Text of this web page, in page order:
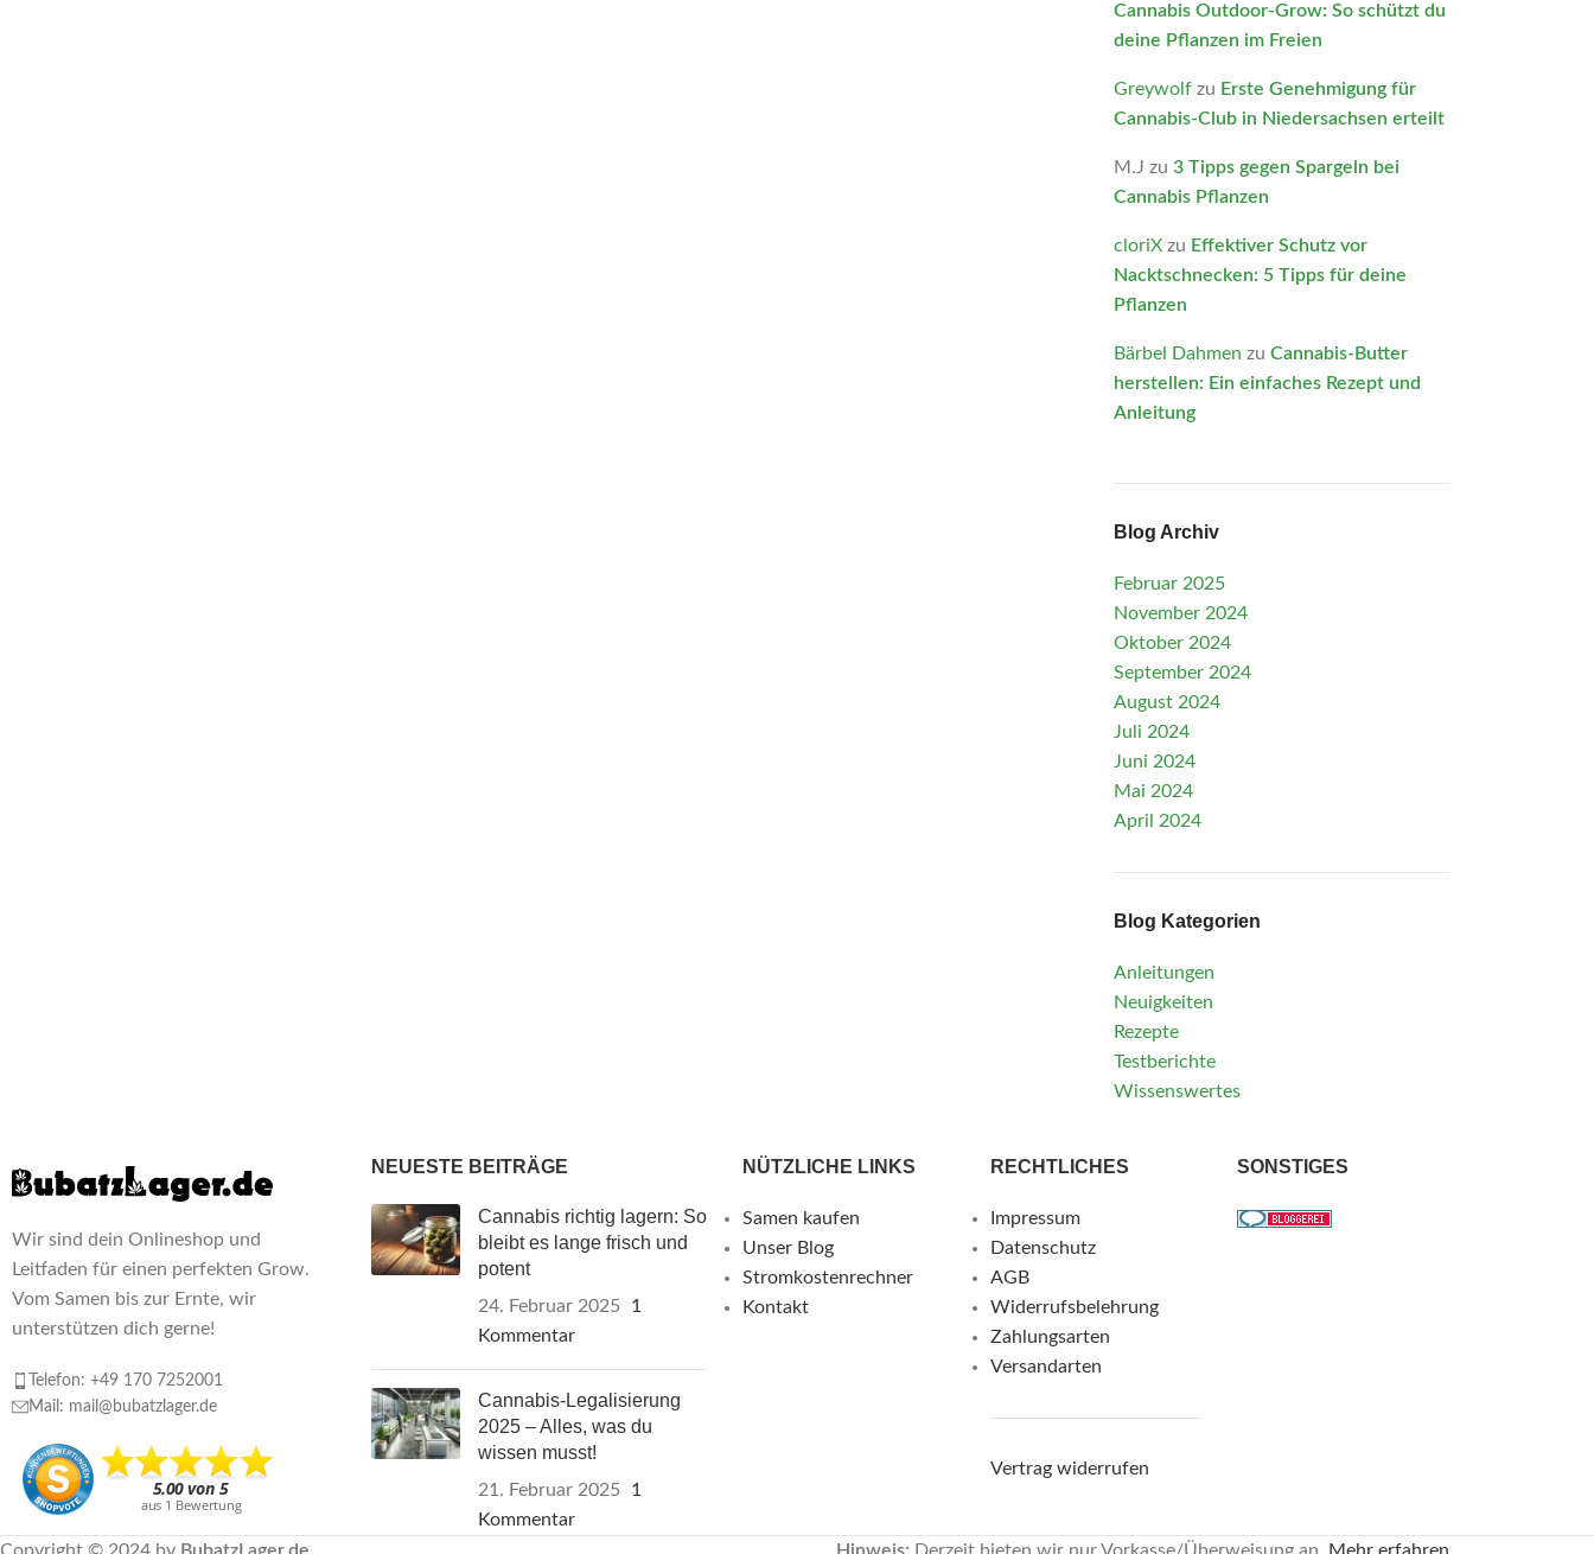
Cannabis Outdoor-Grow: So schützt du
deine Pflanzen im Freien
Greywolfzu Erste Genehmigung für
Cannabis-Club in Niedersachsen erteilt
M.J zu 3 Tipps gegen Spargeln bei
Cannabis Pflanzen
cloriXzu Effektiver Schutz vor
Nacktschnecken: 5 Tipps für deine
Pflanzen
Bärbel Dahmen zu Cannabis-Butter
herstellen: Ein einfaches Rezept und
Anleitung
Blog Archiv
Februar 2025
November 2024
Oktober 2024
September 2024
August 2024
Juli 2024
Juni 2024
Mai 2024
April 2024
Blog Kategorien
Anleitungen
Neuigkeiten
Rezepte
Testberichte
Wissenswertes
Wir sind dein Onlineshop und
Leitfaden für einen perfekten Grow.
Vom Samen bis zur Ernte, wir
unterstützen dich gerne!
Telefon: +49 170 7252001
Mail: mail@bubatzlager.de
NEUESTE BEITRÄGE
Cannabis richtig lagern: So
bleibt es lange frisch und
potent
24. Februar 2025
1
Kommentar
Cannabis-Legalisierung
2025 – Alles, was du
wissen musst!
21. Februar 2025
1
Kommentar
NÜTZLICHE LINKS
Samen kaufen
Unser Blog
Stromkostenrechner
Kontakt
RECHTLICHES
Impressum
Datenschutz
AGB
Widerrufsbelehrung
Zahlungsarten
Versandarten
Vertrag widerrufen
SONSTIGES